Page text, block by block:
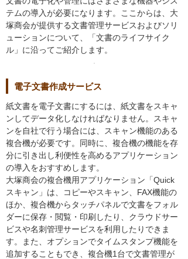
テムの導入が必要になります。ここからは、大
塚商会が提供する文書管理サービスおよびソリ
ューションについて、「文書のライフサイク
ル」に沿ってご紹介します。
電子文書作成サービス
紙文書を電子文書にするには、紙文書をスキャ
ンしてデータ化しなければなりません。スキャ
ンを自社で行う場合には、スキャン機能のある
複合機が必要です。同時に、複合機の機能を存
分に引き出し利便性を高めるアプリケーション
の導入をおすすめします。
大塚商会の複合機用アプリケーション「Quick
スキャン」は、コピーやスキャン、FAX機能の
ほか、複合機からタッチパネルで文書をフォル
ダーに保存・閲覧・印刷したり、クラウドサー
ビスや名刺管理サービスを利用したりできま
す。また、オプションでタイムスタンプ機能を
追加することもでき、複合機1台で文書管理が